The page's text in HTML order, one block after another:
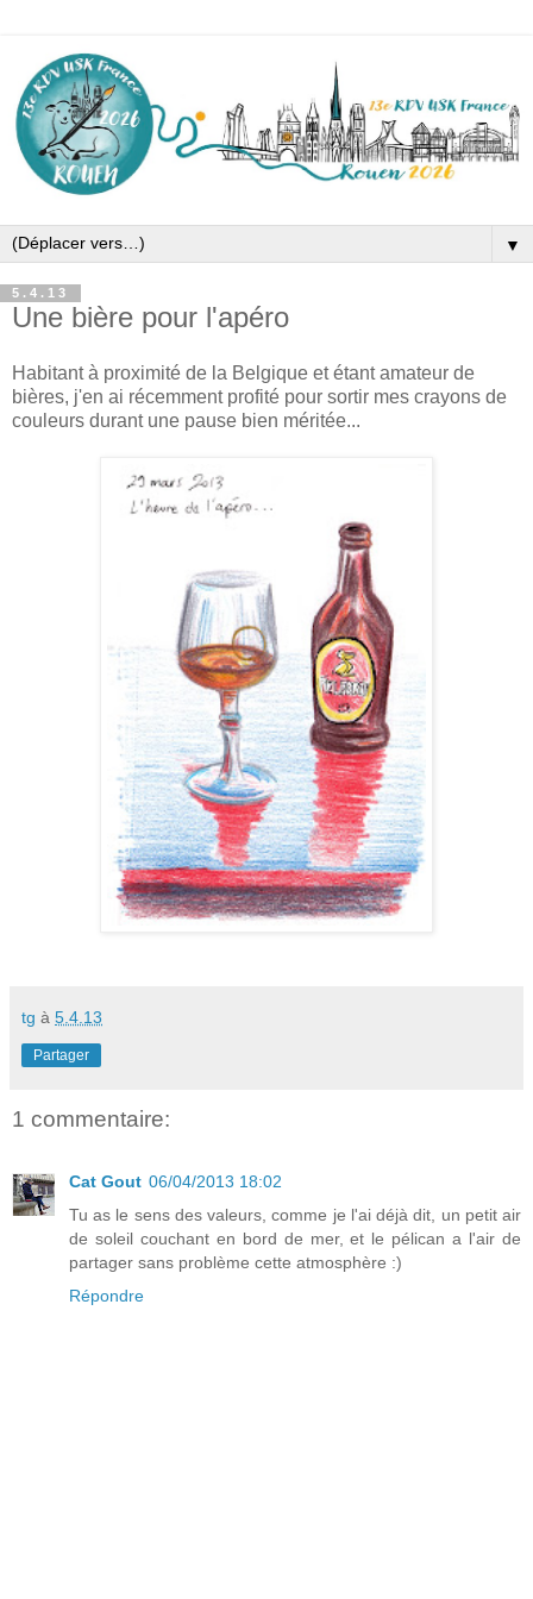
▼
5.4.13
Une bière pour l'apéro
Habitant à proximité de la Belgique et étant amateur de
bières, j'en ai récemment profité pour sortir mes crayons de
couleurs durant une pause bien méritée...
tg à 5.4.13
Partager
1 commentaire:
Cat Gout 06/04/2013 18:02
Tu as le sens des valeurs, comme je l'ai déjà dit, un petit air
de soleil couchant en bord de mer, et le pélican a l'air de
partager sans problème cette atmosphère :)
Répondre